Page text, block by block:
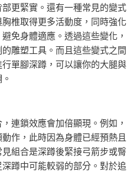
更緊實。還有一種常見的變式
椎取得更多活動度，同時強化
免身體適應。透過這些變化，
雕塑工具。而且這些變式之間
單腳深蹲，可以讓你的大腿與
連鎖效應會加倍顯現。例如，
作，此時因為身體已經預熱且
組合是深蹲後緊接弓箭步或臀
蹲中可能較弱的部分。對於追